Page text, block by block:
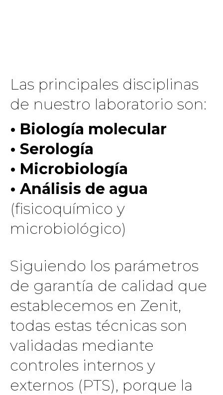
Las principales disciplinas
de nuestro laboratorio son:
• Biología molecular
• Serología
• Microbiología
• Análisis de agua
(fisicoquímico y
microbiológico)
Siguiendo los parámetros
de garantía de calidad que
establecemos en Zenit,
todas estas técnicas son
validadas mediante
controles internos y
externos (PTS), porque la